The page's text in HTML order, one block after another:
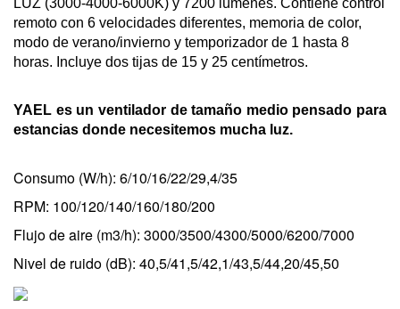
LUZ (3000-4000-6000K) y 7200 lúmenes. Contiene control
remoto con 6 velocidades diferentes, memoria de color,
modo de verano/invierno y temporizador de 1 hasta 8
horas. Incluye dos tijas de 15 y 25 centímetros.
YAEL es un ventilador de tamaño medio pensado para
estancias donde necesitemos mucha luz.
Consumo (W/h): 6/10/16/22/29,4/35
RPM: 100/120/140/160/180/200
Flujo de aire (m3/h): 3000/3500/4300/5000/6200/7000
Nivel de ruido (dB): 40,5/41,5/42,1/43,5/44,20/45,50